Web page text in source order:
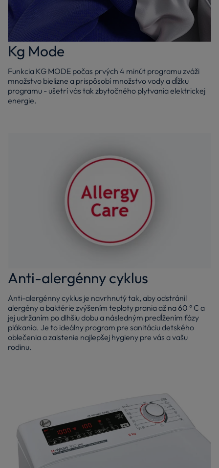
Kg Mode
Funkcia KG MODE počas prvých 4 minút programu zváži
množstvo bielizne a prispôsobí množstvo vody a dĺžku
programu - ušetrí vás tak zbytočného plytvania elektrickej
energie.
Anti-alergénny cyklus
Anti-alergénny cyklus je navrhnutý tak, aby odstránil
alergény a baktérie zvýšením teploty prania až na 60 ° C a
jej udržaním po dlhšiu dobu a následným predĺžením fázy
plákania. Je to ideálny program pre sanitáciu detského
oblečenia a zaistenie najlepšej hygieny pre vás a vašu
rodinu.